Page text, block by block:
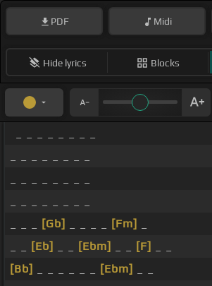
PDF Midi
Hide lyrics Blocks
[Gb] [Fm]
[Eb] [Ebm] [F]
[Bb]
[Ebm]